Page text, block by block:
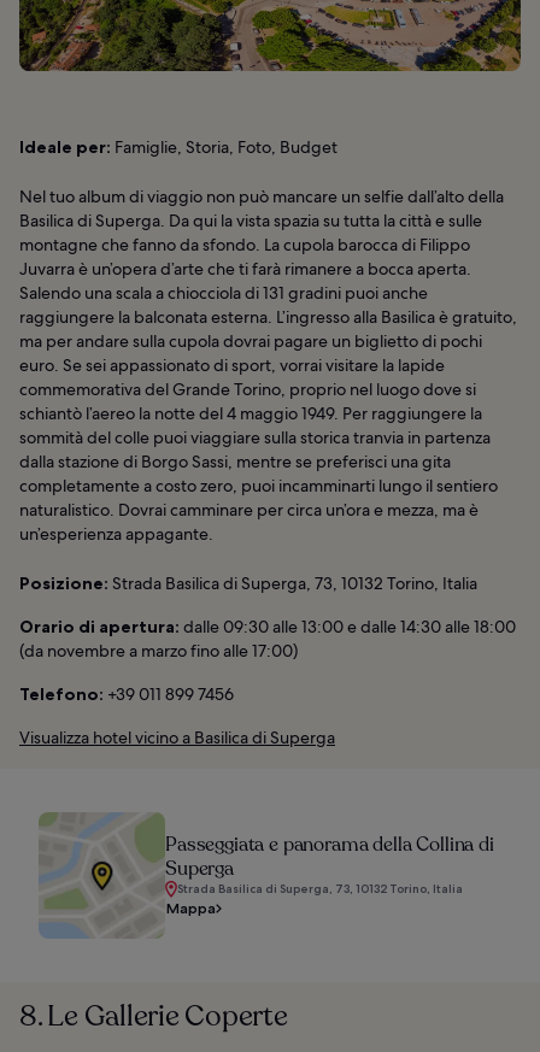
Ideale per: Famiglie, Storia, Foto, Budget
Nel tuo album di viaggio non può mancare un selfie dall’alto della
Basilica di Superga. Da qui la vista spazia su tutta la città e sulle
montagne che fanno da sfondo. La cupola barocca di Filippo
Juvarra è un’opera d’arte che ti farà rimanere a bocca aperta.
Salendo una scala a chiocciola di 131 gradini puoi anche
raggiungere la balconata esterna. L’ingresso alla Basilica è gratuito,
ma per andare sulla cupola dovrai pagare un biglietto di pochi
euro. Se sei appassionato di sport, vorrai visitare la lapide
commemorativa del Grande Torino, proprio nel luogo dove si
schiantò l’aereo la notte del 4 maggio 1949. Per raggiungere la
sommità del colle puoi viaggiare sulla storica tranvia in partenza
dalla stazione di Borgo Sassi, mentre se preferisci una gita
completamente a costo zero, puoi incamminarti lungo il sentiero
naturalistico. Dovrai camminare per circa un’ora e mezza, ma è
un’esperienza appagante.
Posizione: Strada Basilica di Superga, 73, 10132 Torino, Italia
Orario di apertura: dalle 09:30 alle 13:00 e dalle 14:30 alle 18:00
(da novembre a marzo fino alle 17:00)
Telefono: +39 011 899 7456
Visualizza hotel vicino a Basilica di Superga
Passeggiata e panorama della Collina di
Superga
Strada Basilica di Superga, 73, 10132 Torino, Italia
Mappa
8. Le Gallerie Coperte